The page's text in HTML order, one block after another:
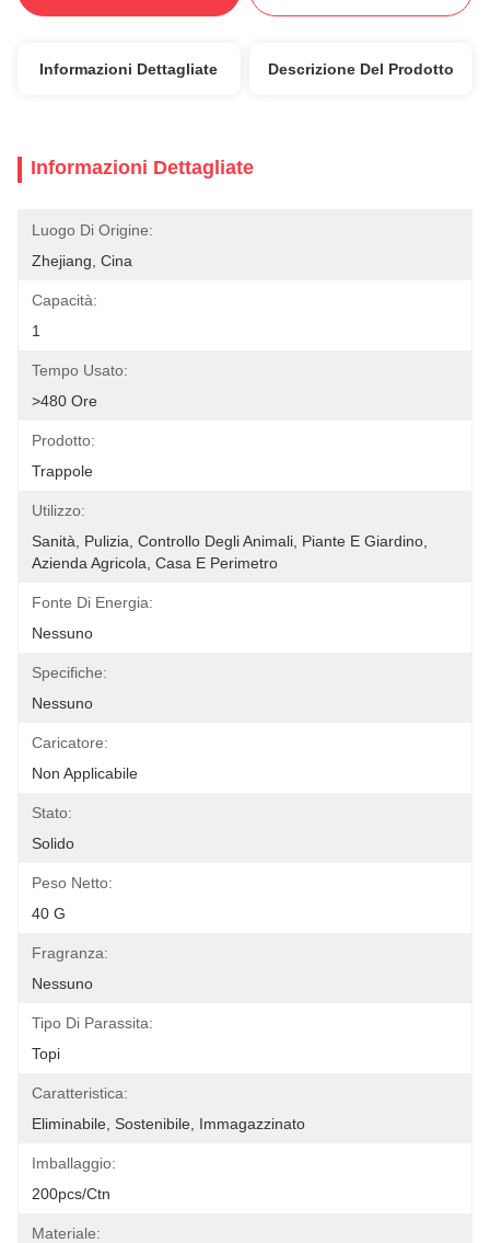
Informazioni Dettagliate Descrizione Del Prodotto
Informazioni Dettagliate
Luogo Di Origine:
Zhejiang, Cina
Capacità:
1
Tempo Usato:
>480 Ore
Prodotto:
Trappole
Utilizzo:
Sanità, Pulizia, Controllo Degli Animali, Piante E Giardino,
Azienda Agricola, Casa E Perimetro
Fonte Di Energia:
Nessuno
Specifiche:
Nessuno
Caricatore:
Non Applicabile
Stato:
Solido
Peso Netto:
40 G
Fragranza:
Nessuno
Tipo Di Parassita:
Topi
Caratteristica:
Eliminabile, Sostenibile, Immagazzinato
Imballaggio:
200pcs/ctn
Materiale: